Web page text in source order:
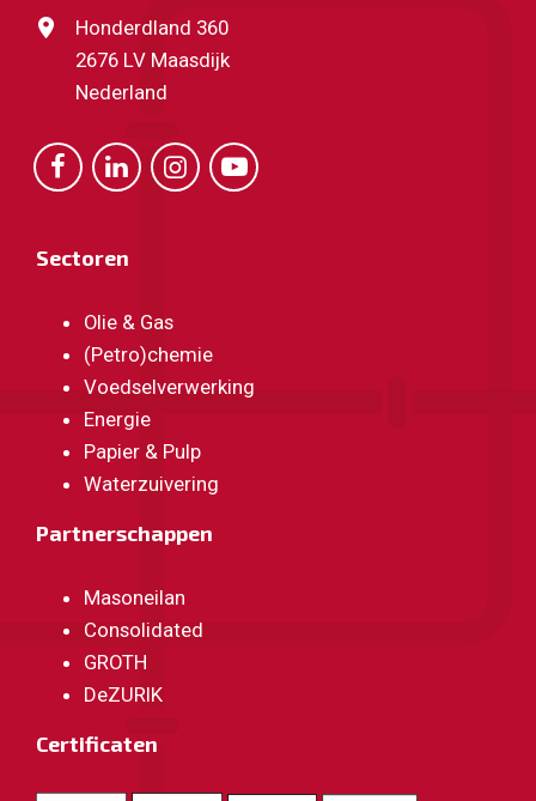
Honderdland 360
2676 LV Maasdijk
Nederland
Sectoren
Olie & Gas
(Petro)chemie
Voedselverwerking
Energie
Papier & Pulp
Waterzuivering
Partnerschappen
Masoneilan
Consolidated
GROTH
DeZURIK
Certificaten